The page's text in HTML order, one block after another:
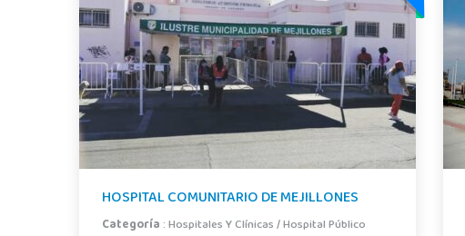
HOSPITAL COMUNITARIO DE MEJILLONES
Categoría :Hospitales Y Clínicas/Hospital Público